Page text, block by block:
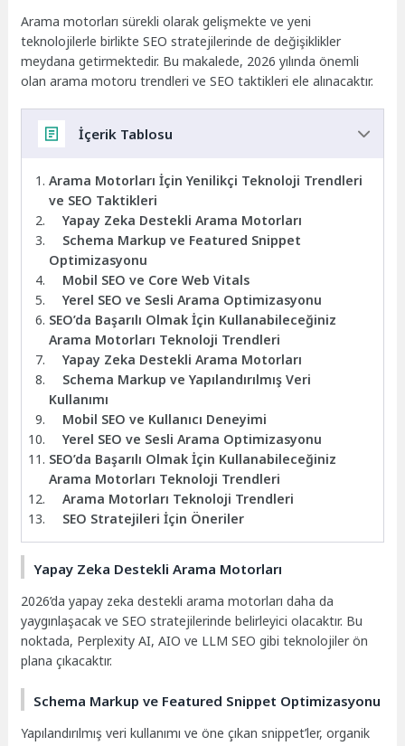
Arama motorları sürekli olarak gelişmekte ve yeni
teknolojilerle birlikte SEO stratejilerinde de değişiklikler
meydana getirmektedir. Bu makalede, 2026 yılında önemli
olan arama motoru trendleri ve SEO taktikleri ele alınacaktır.
İçerik Tablosu
Arama Motorları İçin Yenilikçi Teknoloji Trendleri
ve SEO Taktikleri
Yapay Zeka Destekli Arama Motorları
Schema Markup ve Featured Snippet
Optimizasyonu
Mobil SEO ve Core Web Vitals
Yerel SEO ve Sesli Arama Optimizasyonu
SEO’da Başarılı Olmak İçin Kullanabileceğiniz
Arama Motorları Teknoloji Trendleri
Yapay Zeka Destekli Arama Motorları
Schema Markup ve Yapılandırılmış Veri
Kullanımı
Mobil SEO ve Kullanıcı Deneyimi
Yerel SEO ve Sesli Arama Optimizasyonu
SEO’da Başarılı Olmak İçin Kullanabileceğiniz
Arama Motorları Teknoloji Trendleri
Arama Motorları Teknoloji Trendleri
SEO Stratejileri İçin Öneriler
Yapay Zeka Destekli Arama Motorları
2026’da yapay zeka destekli arama motorları daha da
yaygınlaşacak ve SEO stratejilerinde belirleyici olacaktır. Bu
noktada, Perplexity AI, AIO ve LLM SEO gibi teknolojiler ön
plana çıkacaktır.
Schema Markup ve Featured Snippet Optimizasyonu
Yapılandırılmış veri kullanımı ve öne çıkan snippet’ler, organik